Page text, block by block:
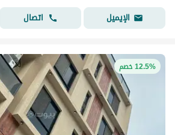
الإيميل
اتصال
12.5% خصم